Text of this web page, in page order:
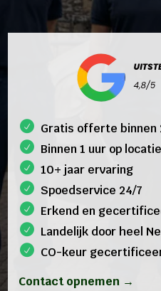
Gratis offerte binnen
Binnen 1 uur op locatie
10+ jaar ervaring
Spoedservice 24/7
Erkend en
Landelijk door heel
CO-keur
Contact opnemen →